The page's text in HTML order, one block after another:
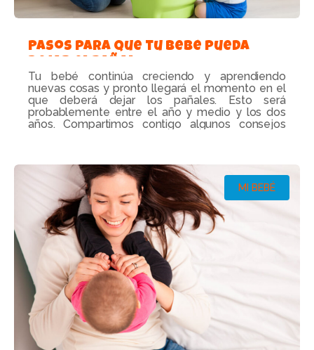
Pasos para que tu bebé pueda
Tu bebé continúa creciendo y aprendiendo
nuevas cosas y pronto llegará el momento en el
que deberá dejar los pañales. Esto será
probablemente entre el año y medio y los dos
años. Compartimos contigo algunos consejos
MI BEBÉ